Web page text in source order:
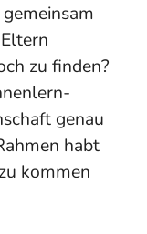
zu finden?
genau
habt
kommen